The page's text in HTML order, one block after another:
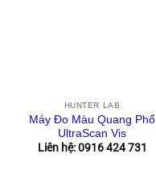
HUNTER LAB
Máy Đo Màu Quang Phổ
UltraScan Vis
Liên hệ: 0916 424 731